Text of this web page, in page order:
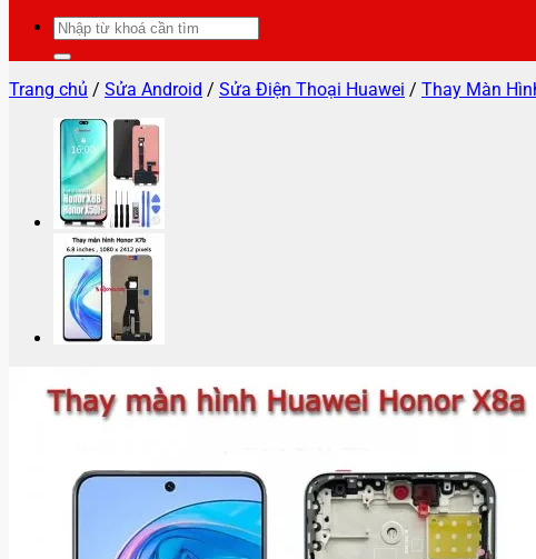
Tìm
kiếm:
Trang chủ / Sửa Android / Sửa Điện Thoại Huawei / Thay Màn